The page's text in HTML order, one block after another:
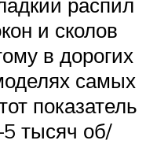
и сколов
в дорогих
самых
показатель
тысяч об/